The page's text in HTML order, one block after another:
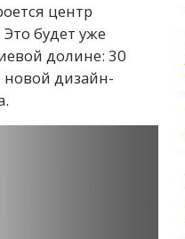
центр
будет уже
долине: 30
новой дизайн-